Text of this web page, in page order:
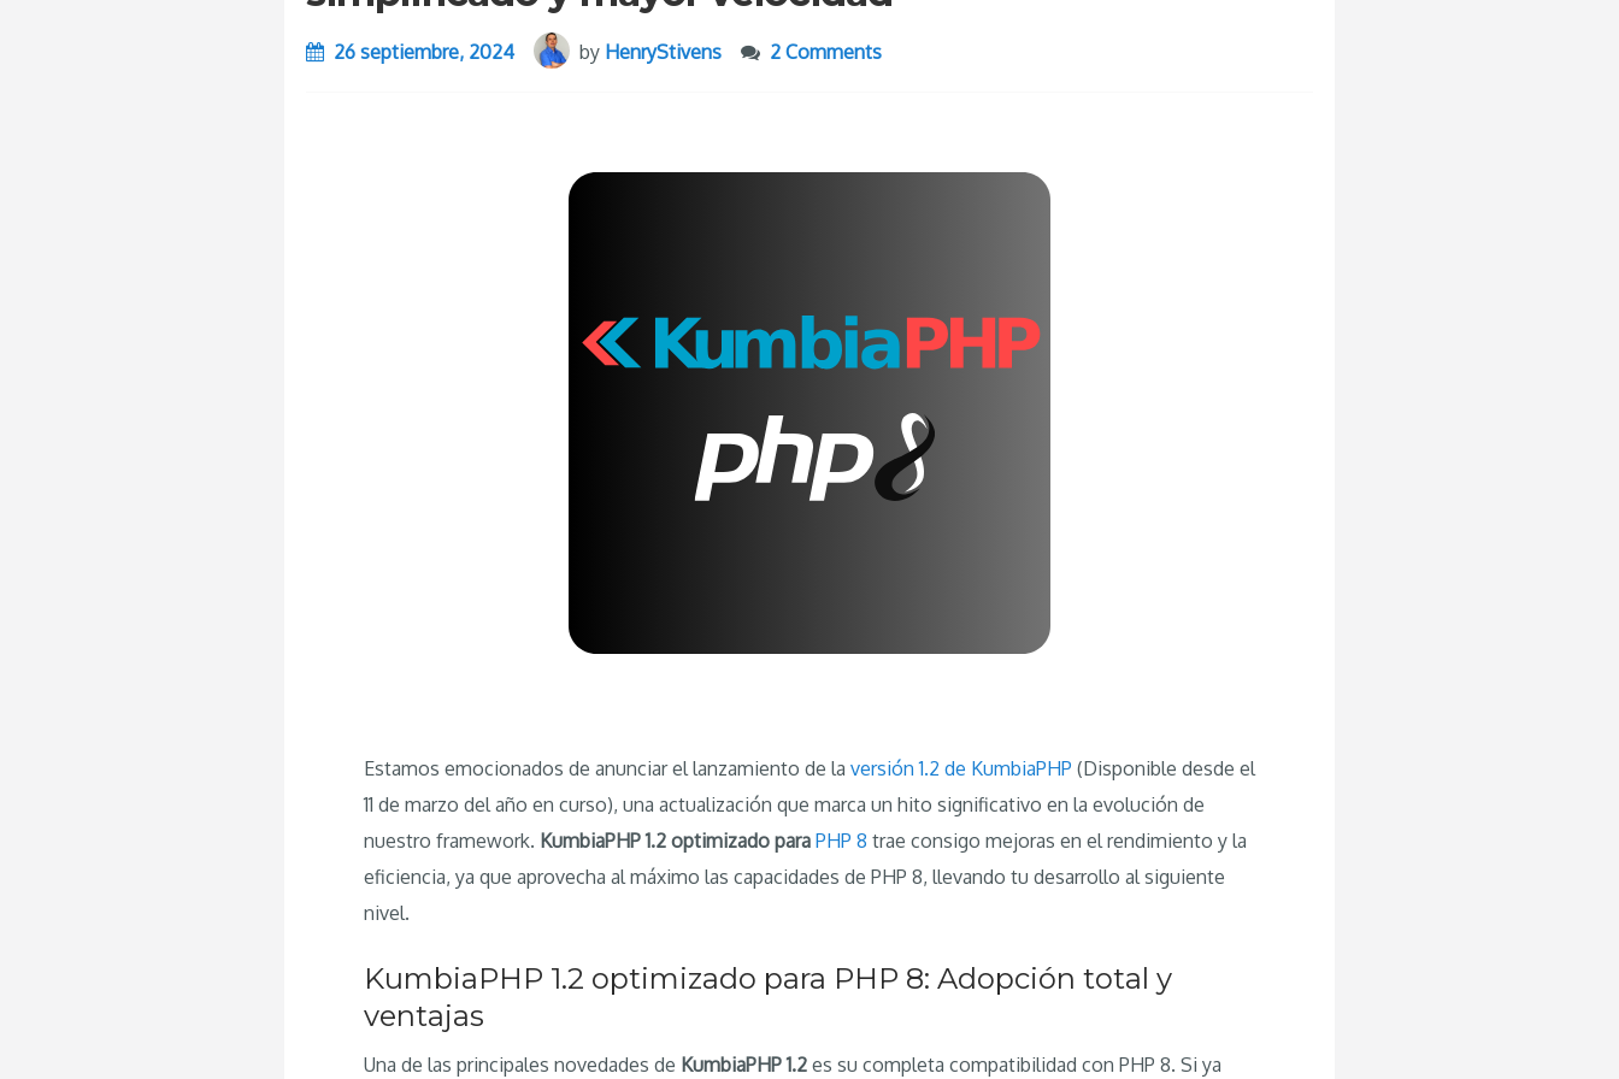
26 septiembre, 2024 by HenryStivens 2 Comments
Estamos emocionados de anunciar el lanzamiento de la versión 1.2 de KumbiaPHP (Disponible desde el
11 de marzo del año en curso), una actualización que marca un hito significativo en la evolución de
nuestro framework. KumbiaPHP 1.2 optimizado para PHP 8 trae consigo mejoras en el rendimiento y la
eficiencia, ya que aprovecha al máximo las capacidades de PHP 8, llevando tu desarrollo al siguiente
nivel.
KumbiaPHP 1.2 optimizado para PHP 8: Adopción total y
ventajas
Una de las principales novedades de KumbiaPHP 1.2 es su completa compatibilidad con PHP 8. Si ya